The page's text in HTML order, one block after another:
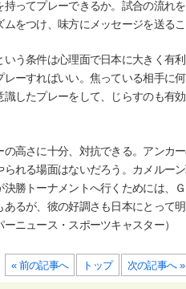
ってプレーできるか。試合の流れ
をつけ、味方にメッセージを送るこ
う条件は心理面で日本に大きく有
ーすればいい。焦っている相手に
したプレーをして、じらすのも有
高さに十分、対抗できる。アンカ
れる場面はないだろう。カメルー
勝トーナメントへ行くためには、
るが、彼の好調さも日本にとって
ニュース・スポーツキャスター）
« 前の記事へ トップ 次の記事へ »